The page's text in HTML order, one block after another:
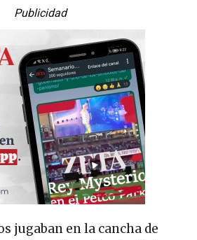
Publicidad
jugaban en la cancha de